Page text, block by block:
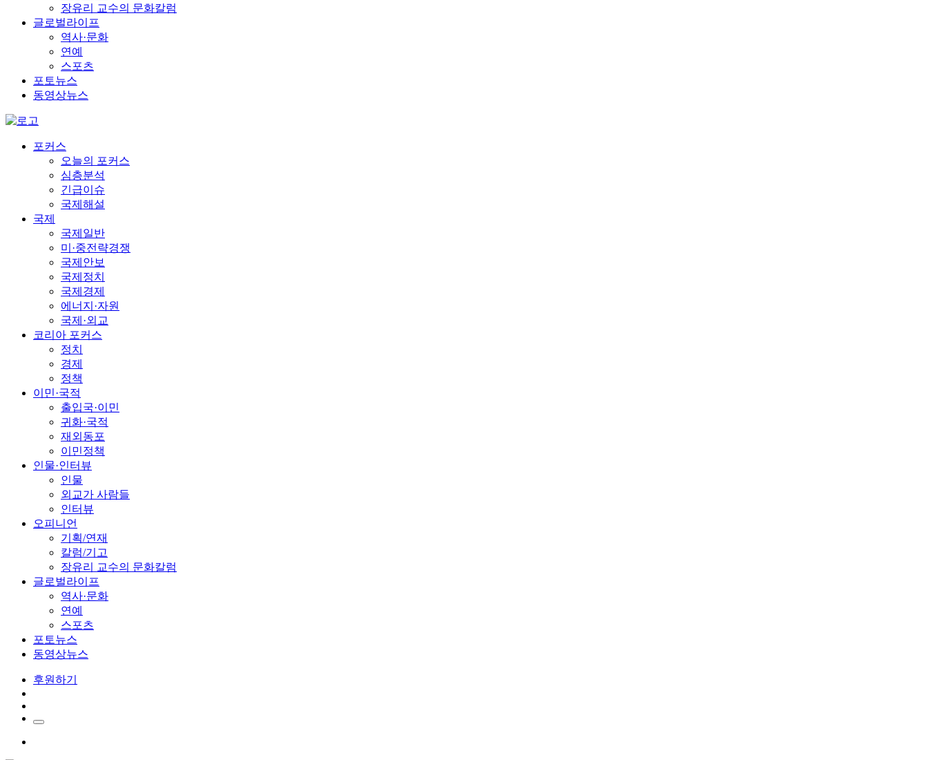
장유리 교수의 문화칼럼
글로벌라이프
역사·문화
연예
스포츠
포토뉴스
동영상뉴스
포커스
오늘의 포커스
심층분석
긴급이슈
국제해설
국제
국제일반
미·중전략경쟁
국제안보
국제정치
국제경제
에너지·자원
국제·외교
코리아 포커스
정치
경제
정책
이민·국적
출입국·이민
귀화·국적
재외동포
이민정책
인물·인터뷰
인물
외교가 사람들
인터뷰
오피니언
기획/연재
칼럼/기고
장유리 교수의 문화칼럼
글로벌라이프
역사·문화
연예
스포츠
포토뉴스
동영상뉴스
후원하기